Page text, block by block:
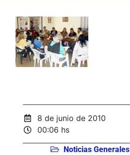
8 de junio de 2010
00:06 hs
Noticias Generales